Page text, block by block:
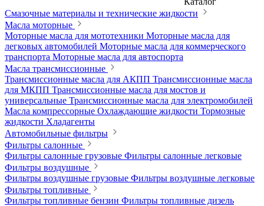
Смазочные материалы и технические жидкости
Масла моторные
Моторные масла для мототехники Моторные масла для
легковых автомобилей Моторные масла для коммерческого
транспорта Моторные масла для автоспорта
Масла трансмиссионные
Трансмиссионные масла для АКПП Трансмиссионные масла
для МКПП Трансмиссионные масла для мостов и
универсальные Трансмиссионные масла для электромобилей
Масла компрессорные Охлаждающие жидкости Тормозные
жидкости Хладагенты
Автомобильные фильтры
Фильтры салонные
Фильтры салонные грузовые Фильтры салонные легковые
Фильтры воздушные
Фильтры воздушные грузовые Фильтры воздушные легковые
Фильтры топливные
Фильтры топливные бензин Фильтры топливные дизель